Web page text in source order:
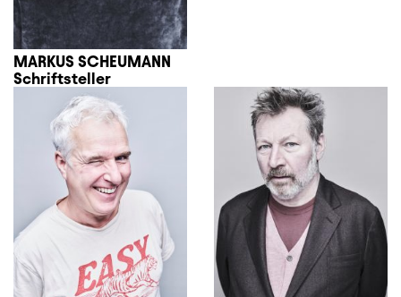
MARKUS SCHEUMANN
Schriftsteller